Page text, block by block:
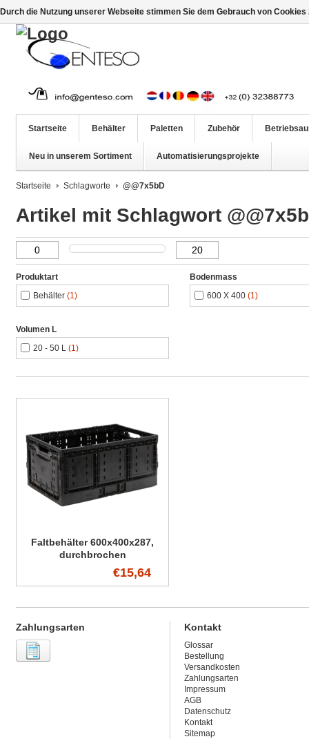
Startseite Behälter Paletten Zubehör
Neu in unserem Sortiment Automatisierungsprojekte
Startseite Schlagworte @@7x5bD
Artikel mit Schlagwort
Produktart
Behälter (1)
Bodenmass
600 X 400 (1)
Volumen L
20 - 50 L (1)
Faltbehälter 600x400x287,
durchbrochen
€15,64
Zahlungsarten Kontakt
Glossar
Bestellung
Versandkosten
Zahlungsarten
Impressum
AGB
Datenschutz
Kontakt
Sitemap
Durch die Nutzung unserer Webseite stimmen Sie dem Gebrauch von